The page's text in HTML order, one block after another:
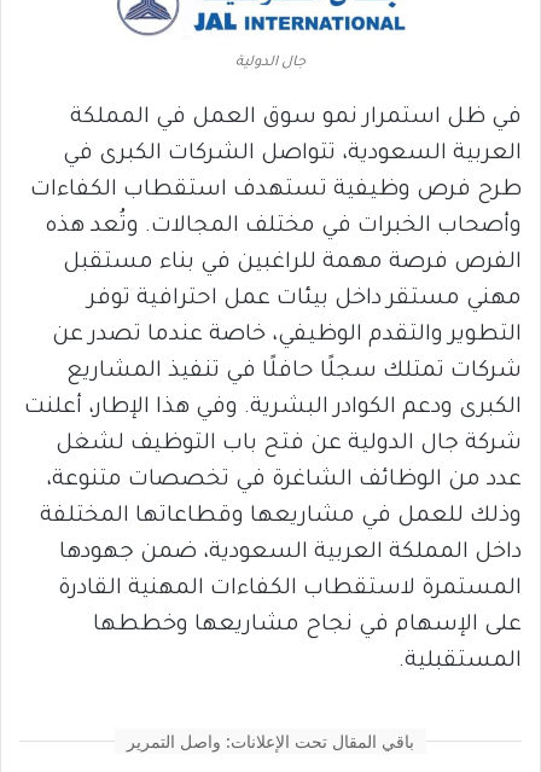
جال الدولية
في ظل استمرار نمو سوق العمل في المملكة
العربية السعودية، تتواصل الشركات الكبرى في
طرح فرص وظيفية تستهدف استقطاب الكفاءات
وأصحاب الخبرات في مختلف المجالات. وتُعد هذه
الفرص فرصة مهمة للراغبين في بناء مستقبل
مهني مستقر داخل بيئات عمل احترافية توفر
التطوير والتقدم الوظيفي، خاصة عندما تصدر عن
شركات تمتلك سجلًا حافلًا في تنفيذ المشاريع
الكبرى ودعم الكوادر البشرية. وفي هذا الإطار، أعلنت
شركة جال الدولية عن فتح باب التوظيف لشغل
عدد من الوظائف الشاغرة في تخصصات متنوعة،
وذلك للعمل في مشاريعها وقطاعاتها المختلفة
داخل المملكة العربية السعودية، ضمن جهودها
المستمرة لاستقطاب الكفاءات المهنية القادرة
على الإسهام في نجاح مشاريعها وخططها
المستقبلية.
باقي المقال تحت الإعلانات: واصل التمرير